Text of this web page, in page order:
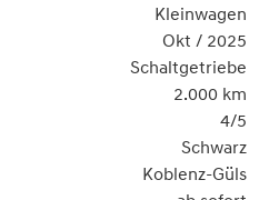
Kleinwagen
Okt / 2025
Schaltgetriebe
2.000 km
4/5
Schwarz
Koblenz-Güls